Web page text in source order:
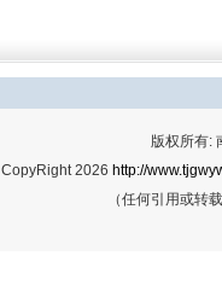
版权所有:
CopyRight 2026 http://
（任何引用或转